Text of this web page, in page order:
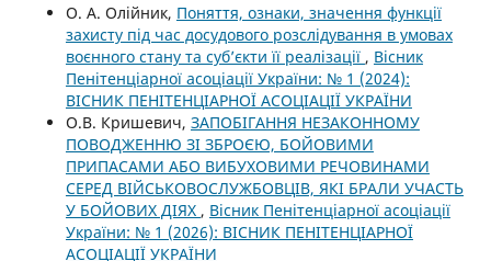
О. А. Олійник, Поняття, ознаки, значення функції
захисту під час досудового розслідування в умовах
воєнного стану та суб’єкти її реалізації , Вісник
Пенітенціарної асоціації України: № 1 (2024):
ВІСНИК ПЕНІТЕНЦІАРНОЇ АСОЦІАЦІЇ УКРАЇНИ
О.В. Кришевич, ЗАПОБІГАННЯ НЕЗАКОННОМУ
ПОВОДЖЕННЮ ЗІ ЗБРОЄЮ, БОЙОВИМИ
ПРИПАСАМИ АБО ВИБУХОВИМИ РЕЧОВИНАМИ
СЕРЕД ВІЙСЬКОВОСЛУЖБОВЦІВ, ЯКІ БРАЛИ УЧАСТЬ
У БОЙОВИХ ДІЯХ , Вісник Пенітенціарної асоціації
України: № 1 (2026): ВІСНИК ПЕНІТЕНЦІАРНОЇ
АСОЦІАЦІЇ УКРАЇНИ